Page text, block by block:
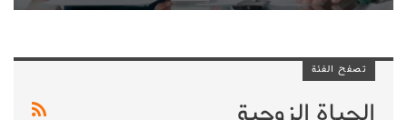
تصفح الفئة